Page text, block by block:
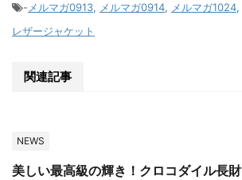
-メルマガ0913, メルマガ0914, メルマガ1024,
レザージャケット
関連記事
NEWS
美しい最高級の輝き！クロコダイル長財